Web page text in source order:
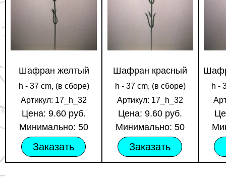
Шафран желтый
h - 37 cm, (в сборе)
Артикул: 17_h_32
Цена: 9.60 руб.
Минимально: 50
Заказать
Шафран красный
h - 37 cm, (в сборе)
Артикул: 17_h_32
Цена: 9.60 руб.
Минимально: 50
Заказать
h -